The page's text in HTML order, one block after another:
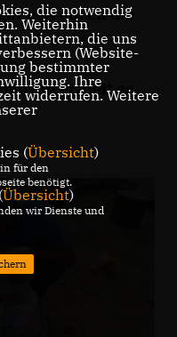
durch die
Gerade im
erhielt er
die notwendig
Weiterhin
die uns
(Website-
bestimmter
Ihre
widerrufen. Weitere
(Übersicht)
für den
benötigt.
Übersicht)
wir Dienste und